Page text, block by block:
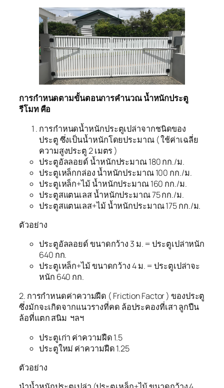
การกำหนดตามขั้นตอนการคำนวณ น้ำหนักประตู
รีโมท คือ
การกำหนดน้ำหนักประตูเปล่าจากชนิดของ
ประตู ซึ่งเป็นน้ำหนักโดยประมาณ ( ใช้ค่าเฉลี่ย
ความสูงประตู 2 เมตร )
ประตูอัลลอยด์ น้ำหนักประมาณ 180 กก./ม.
ประตูเหล็กกล่อง น้ำหนักประมาณ 100 กก./ม.
ประตูเหล็ก+ไม้ น้ำหนักประมาณ 160 กก./ม.
ประตูสแตนเลส น้ำหนักประมาณ 75 กก./ม.
ประตูสแตนเลส+ไม้ น้ำหนักประมาณ 175 กก./ม.
ตัวอย่าง
ประตูอัลลอยด์ ขนาดกว้าง 3 ม. = ประตูเปล่าหนัก
640 กก.
ประตูเหล็ก+ไม้ ขนาดกว้าง 4 ม. = ประตูเปล่าจะ
หนัก 640 กก.
2. การกำหนดค่าความฝืด ( Friction Factor ) ของประตู
ซึ่งมักจะเกิดจากแนวรางที่คด ล้อประคองที่เสา ลูกปืน
ล้อที่แตก สนิม ฯลฯ
ประตูเก่า ค่าความฝืด 1.5
ประตูใหม่ ค่าความฝืด 1.25
ตัวอย่าง